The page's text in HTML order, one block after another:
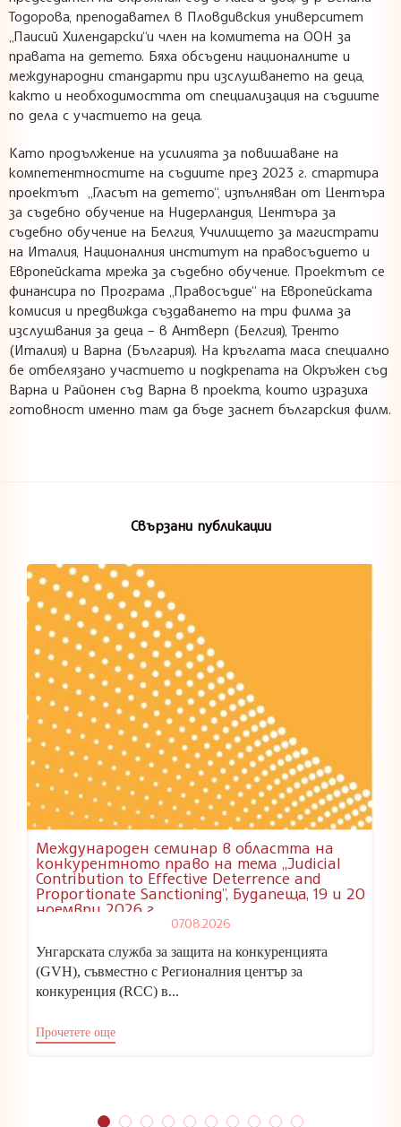
Тодорова, преподавател в Пловдивския университет
„Паисий Хилендарски“и член на комитета на ООН за
правата на детето. Бяха обсъдени националните и
международни стандарти при изслушването на деца,
както и необходимостта от специализация на съдиите
по дела с участието на деца.
Като продължение на усилията за повишаване на
компетентностите на съдиите през 2023 г. стартира
проектът „Гласът на детето“, изпълняван от Центъра
за съдебно обучение на Нидерландия, Центъра за
съдебно обучение на Белгия, Училището за магистрати
на Италия, Националния институт на правосъдието и
Европейската мрежа за съдебно обучение. Проектът се
финансира по Програма „Правосъдие“ на Европейската
комисия и предвижда създаването на три филма за
изслушвания за деца – в Антверп (Белгия), Тренто
(Италия) и Варна (България). На кръглата маса специално
бе отбелязано участието и подкрепата на Окръжен съд
Варна и Районен съд Варна в проекта, които изразиха
готовност именно там да бъде заснет българския филм.
Свързани публикации
Международен семинар в областта на
конкурентното право на тема „Judicial
Contribution to Effective Deterrence and
Proportionate Sanctioning”, Будапеща, 19 и 20
ноември 2026 г.
07.08.2026
Унгарската служба за защита на конкуренцията
(GVH), съвместно с Регионалния център за
конкуренция (RCC) в...
Прочетете още